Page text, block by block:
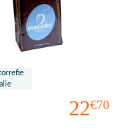
22€70